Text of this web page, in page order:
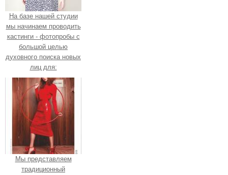
На базе нашей студии
мы начинаем проводить
кастинги - фотопробы с
большой целью
духовного поиска новых
лиц для:
Мы представляем
традиционный